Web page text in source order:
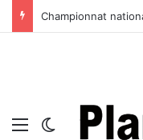
Menu Switch skin